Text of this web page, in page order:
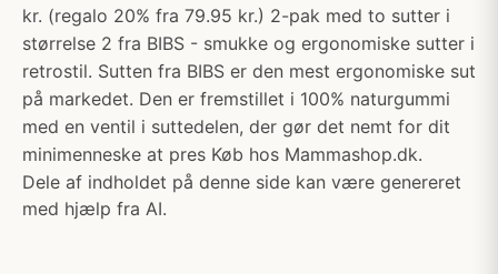
kr. (regalo 20% fra 79.95 kr.) 2-pak med to sutter i
størrelse 2 fra BIBS - smukke og ergonomiske sutter i
retrostil. Sutten fra BIBS er den mest ergonomiske sut
på markedet. Den er fremstillet i 100% naturgummi
med en ventil i suttedelen, der gør det nemt for dit
minimenneske at pres Køb hos Mammashop.dk.
Dele af indholdet på denne side kan være genereret
med hjælp fra AI.